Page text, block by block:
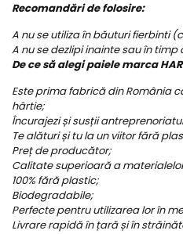
Recomandări de folosire:
A nu se utiliza în băuturi fierbinti
A nu se dezlipi inainte sau în timp
De ce să alegi paiele marca
Este prima fabrică din România
hârtie;
Încurajezi și susții
Te alături și tu la un viitor fără
Preț de producător;
Calitate superioară a
100% fără plastic;
Biodegradabile;
Perfecte pentru utilizarea lor în
Livrare rapidă în țară și în